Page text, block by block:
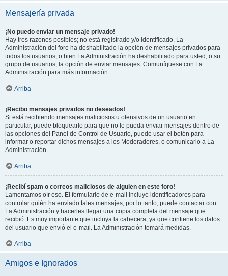
Mensajería privada
¡No puedo enviar un mensaje privado!
Hay tres razones posibles; no está registrado y/o identificado, La
Administración del foro ha deshabilitado la opción de mensajes privados para
todos los usuarios, o bien La Administración ha deshabilitado para usted, o su
grupo de usuarios, la opción de enviar mensajes. Comuníquese con La
Administración para más información.
Arriba
¡Recibo mensajes privados no deseados!
Si está recibiendo mensajes maliciosos u ofensivos de un usuario en
particular, puede bloquearlo para que no le pueda enviar mensajes dentro de
las opciones del Panel de Control de Usuario, puede usar el botón para
informar o reportar dichos mensajes a los Moderadores, o comunicarlo a La
Administración.
Arriba
¡Recibí spam o correos maliciosos de alguien en este foro!
Lamentamos oír eso. El formulario de e-mail incluye identificadores para
controlar quién ha enviado tales mensajes, por lo tanto, puede contactar con
La Administración y hacerles llegar una copia completa del mensaje que
recibió. Es muy importante que incluya la cabecera, ya que contiene los datos
del usuario que envió el e-mail. La Administración tomará medidas.
Arriba
Amigos e Ignorados